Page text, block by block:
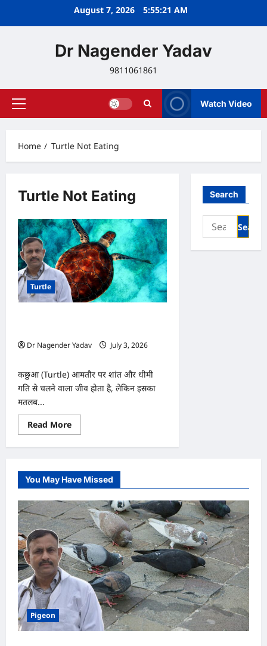
August 7, 2026 5:55:21 AM
Dr Nagender Yadav
9811061861
Primary
Watch Video
Home Turtle Not Eating
Turtle Not Eating
Turtle
Dr Nagender Yadav
July 3, 2026
कछुआ (Turtle) आमतौर पर शांत और धीमी
गति से चलने वाला जीव होता है, लेकिन इसका
मतलब...
Read MoreRead
more
Turtle:
हो
गया
है
सुस्त?
ये
5
संकेत
बता
सकते
हैं
गंभीर
बीमारी
का
खतरा
Search
Search
for:
You May Have Missed
Pigeon